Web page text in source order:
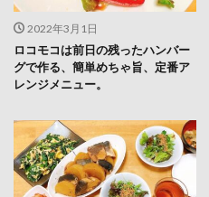
2022年3月1日
ロコモコは前日の残ったハンバー
グで作る、簡単めちゃ旨、定番ア
レンジメニュー。